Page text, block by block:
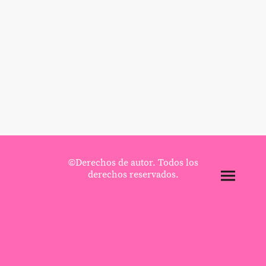
©Derechos de autor. Todos los
derechos reservados.